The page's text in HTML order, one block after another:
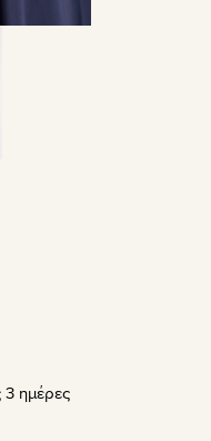
ημέρες